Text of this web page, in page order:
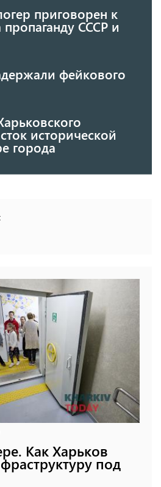
приговорен к
СССР и
фейкового
исторической
города
Как Харьков
под